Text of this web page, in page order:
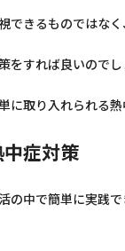
できるものではな
をすれば良いのでし
に取り入れられる
症対策
の中で簡単に実践で